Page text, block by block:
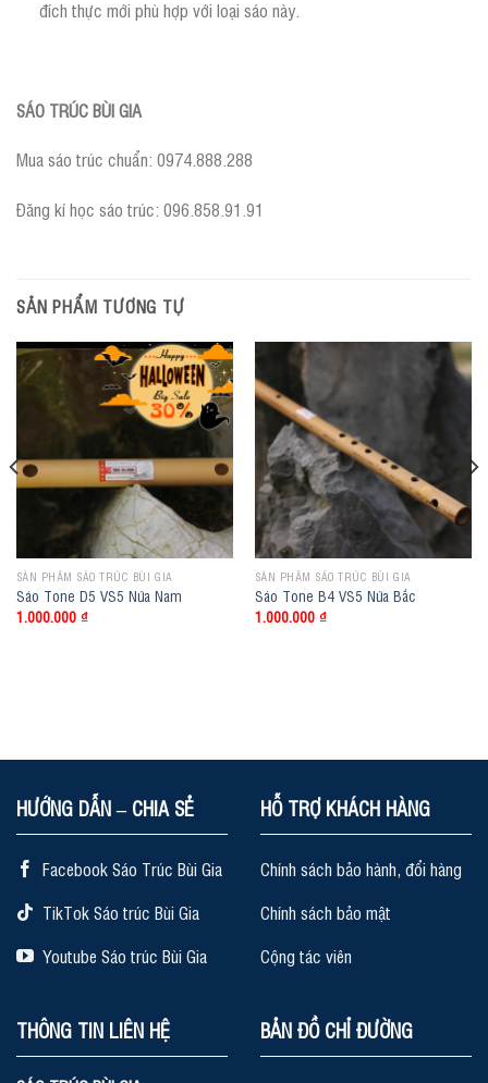
đích thực mới phù hợp với loại sáo này.
SÁO TRÚC BÙI GIA
Mua sáo trúc chuẩn: 0974.888.288
Đăng kí học sáo trúc: 096.858.91.91
SẢN PHẨM TƯƠNG TỰ
SẢN PHẨM SÁO TRÚC BÙI GIA
Sáo Tone D5 VS5 Nứa Nam
1.000.000 ₫
SẢN PHẨM SÁO TRÚC BÙI GIA
Sáo Tone B4 VS5 Nứa Bắc
1.000.000 ₫
HƯỚNG DẪN – CHIA SẺ
Facebook Sáo Trúc Bùi Gia
TikTok Sáo trúc Bùi Gia
Youtube Sáo trúc Bùi Gia
HỖ TRỢ KHÁCH HÀNG
Chính sách bảo hành, đổi hàng
Chính sách bảo mật
Cộng tác viên
THÔNG TIN LIÊN HỆ BẢN ĐỒ CHỈ ĐƯỜNG